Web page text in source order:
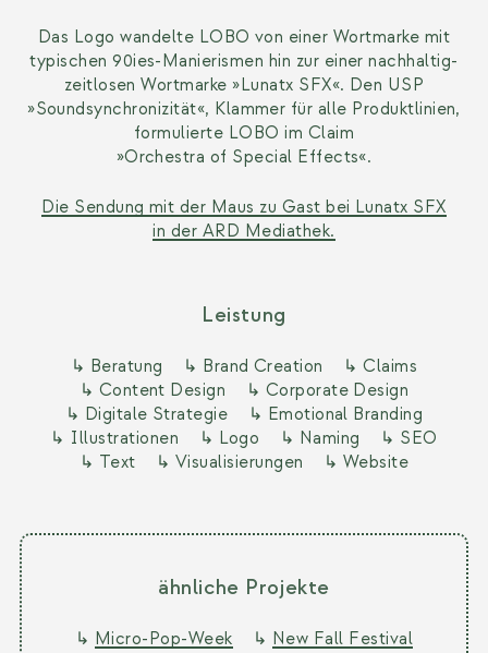
Das Logo wandelte LOBO von einer Wortmarke mit
typischen 90ies-Manierismen hin zur einer nachhaltig-
zeitlosen Wortmarke »Lunatx SFX«. Den USP
»Soundsynchronizität«, Klammer für alle Produktlinien,
formulierte LOBO im Claim
»Orchestra of Special Effects«.
Die Sendung mit der Maus zu Gast bei Lunatx SFX
in der ARD Mediathek.
Leistung
↳ Beratung ↳ Brand Creation
↳ Claims
↳ Content Design
↳ Corporate Design
↳ Digitale Strategie
↳ Emotional Branding
↳ Illustrationen
↳ Logo ↳ Naming
↳ SEO
↳ Text
↳ Visualisierungen ↳ Website
ähnliche Projekte
↳ Micro-Pop-Week ↳ New Fall Festival